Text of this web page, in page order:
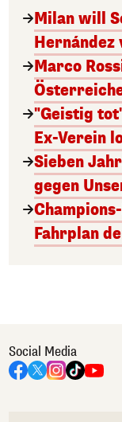
Milan will
Hernández
Marco
"Geistig
Ex-Verein
Sieben
gegen
Fahrplan
Social Media